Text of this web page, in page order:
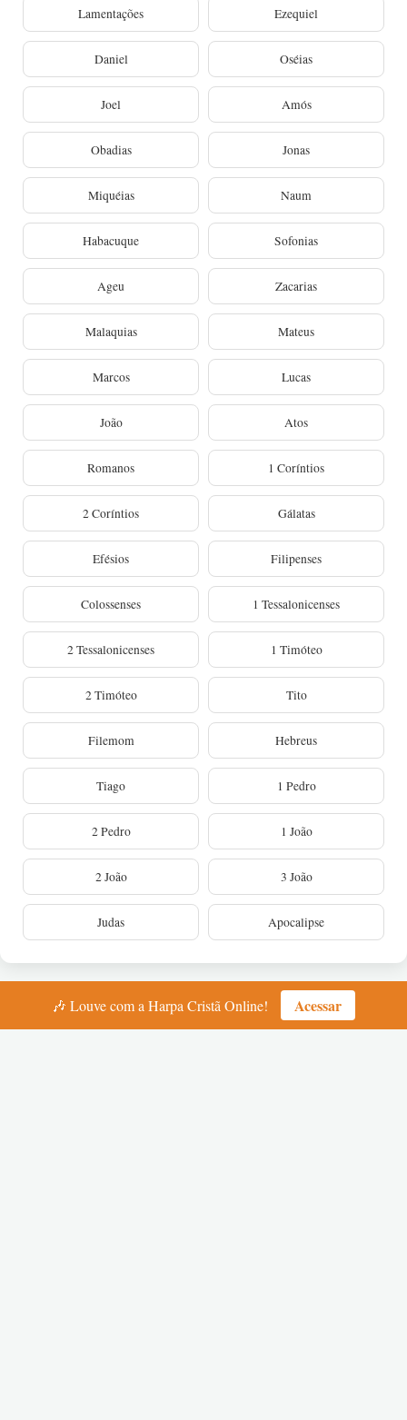
Lamentações Ezequiel
Daniel Oséias
Joel Amós
Obadias Jonas
Miquéias Naum
Habacuque Sofonias
Ageu Zacarias
Malaquias Mateus
Marcos Lucas
João Atos
Romanos 1 Coríntios
2 Coríntios Gálatas
Efésios Filipenses
Colossenses 1 Tessalonicenses
2 Tessalonicenses 1 Timóteo
2 Timóteo Tito
Filemom Hebreus
Tiago 1 Pedro
2 Pedro 1 João
2 João 3 João
Judas Apocalipse
🎶 Louve com a Harpa Cristã Online! Acessar